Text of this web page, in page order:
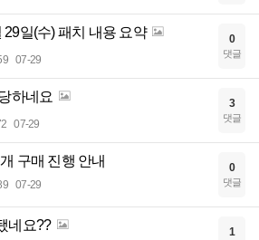
29일(수) 패치 내용 요약
07-29
0
댓글
하네요
07-29
3
댓글
구매 진행 안내
07-29
0
댓글
네요?? 1